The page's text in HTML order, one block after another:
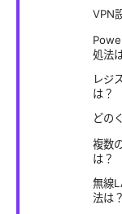
VPN
処法
レジ
は？
どの
複数
は？
無線
法は？